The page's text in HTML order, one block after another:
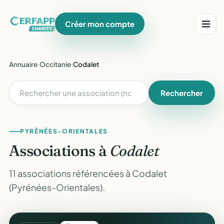
Créer mon compte
Annuaire›Occitanie›Codalet
Rechercher
PYRÉNÉES-ORIENTALES
Associations à Codalet
11 associations référencées à Codalet
(Pyrénées-Orientales).